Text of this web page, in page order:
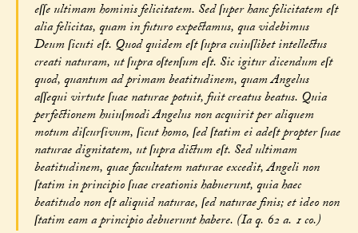
eſſe ultimam hominis felicitatem. Sed ſuper hanc felicitatem eſt
alia felicitas, quam in futuro expectamus, qua videbimus
Deum ſicuti eſt. Quod quidem eſt ſupra cuiuſlibet intellectus
creati naturam, ut ſupra oſtenſum eſt. Sic igitur dicendum eſt
quod, quantum ad primam beatitudinem, quam Angelus
aſſequi virtute ſuae naturae potuit, fuit creatus beatus. Quia
perfectionem huiuſmodi Angelus non acquirit per aliquem
motum diſcurſivum, ſicut homo, ſed ſtatim ei adeſt propter ſuae
naturae dignitatem, ut ſupra dictum eſt. Sed ultimam
beatitudinem, quae facultatem naturae excedit, Angeli non
ſtatim in principio ſuae creationis habuerunt, quia haec
beatitudo non eſt aliquid naturae, ſed naturae finis; et ideo non
ſtatim eam a principio debuerunt habere. (Ia q. 62 a. 1 co.)